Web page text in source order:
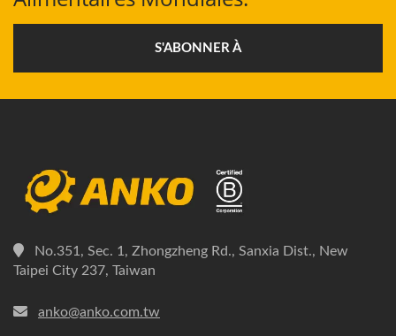
S'ABONNER À
No.351, Sec. 1, Zhongzheng Rd., Sanxia Dist., New
Taipei City 237, Taiwan
anko@anko.com.tw